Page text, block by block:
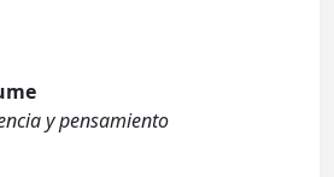
y pensamiento